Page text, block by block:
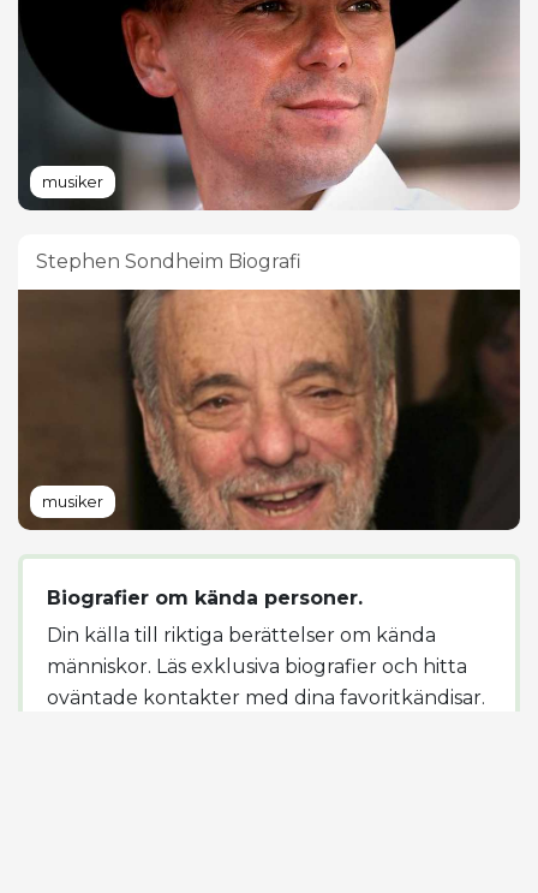
musiker
Stephen Sondheim Biografi
musiker
Biografier om kända personer.
Din källa till riktiga berättelser om kända
människor. Läs exklusiva biografier och hitta
oväntade kontakter med dina favoritkändisar.